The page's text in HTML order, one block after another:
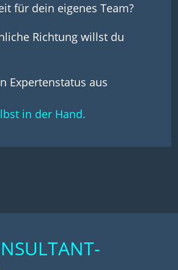
für dein eigenes Team?
Richtung willst du
Expertenstatus aus
in der Hand.